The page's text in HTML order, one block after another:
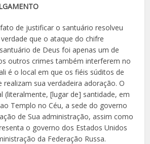
de justificar o santuário resolveu
que o ataque do chifre
de Deus foi apenas um de
outros crimes também interferem no
é o local em que os fiéis súditos de
realizam sua verdadeira adoração. O
(literalmente, [lugar de] santidade, em
Templo no Céu, a sede do governo
de Sua administração, assim como
o governo dos Estados Unidos
da Federação Russa.